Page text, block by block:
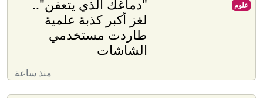
"دماغك الذي يتعفن"..
لغز أكبر كذبة علمية
طاردت مستخدمي
الشاشات
منذ ساعة
علوم